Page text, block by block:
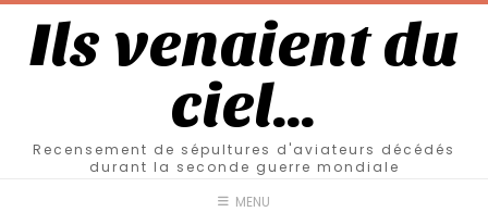
Ils venaient du
ciel…
Recensement de sépultures d'aviateurs décédés
durant la seconde guerre mondiale
MENU